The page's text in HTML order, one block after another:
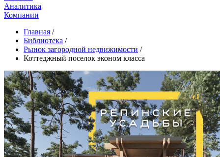
Аналитика
Компании
Главная /
Библиотека /
Рынок загородной недвижимости /
Коттеджный поселок эконом класса